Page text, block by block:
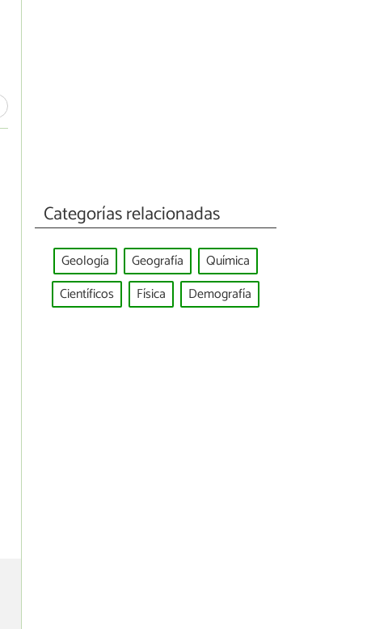
Categorías relacionadas
Geología Geografía
Química
Científicos
Física Demografía